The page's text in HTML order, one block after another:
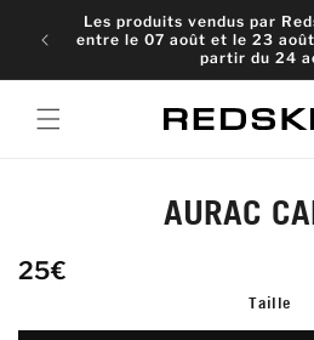
passer
au
Les produits vendus par
entre le 07 août et le 23
partir du 24
AURAC
25€
Taille